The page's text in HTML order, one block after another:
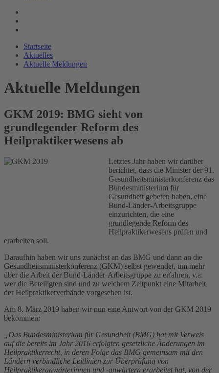
Startseite
Aktuelles
Aktuelle Meldungen
Aktuelle Meldungen
GKM 2019: BMG sieht von
grundlegender Reform des
Heilpraktikerwesens ab
Letztes Jahr haben wir darüber
berichtet, dass die Minister der 91.
Gesundheitsministerkonferenz das
Bundesministerium für
Gesundheit gebeten haben, eine
Bund-Länder-Arbeitsgruppe
einzurichten, die eine
grundlegende Reform des
Heilpraktikerwesens prüfen und
erarbeiten soll.
Daraufhin haben wir uns zunächst an das BMG und dann an die
Gesundheitsministerkonferenz (GKM) selbst gewendet, um mehr
über die Arbeit der Bund-Länder-Arbeitsgruppe zu erfahren, v.a.
wer die Beteiligten sind und zu welchem Zeitpunkt eine Mitarbeit
der Heilpraktikerverbände vorgesehen ist.
Am 8. März 2019 haben wir nun eine Antwort von der GKM 2019
bekommen:
„Das Bundesministerium für Gesundheit (BMG) hat mit Verweis
auf die bereits im Jahr 2016 erfolgten gesetzliche Änderungen im
Heilpraktikerrecht, in deren Folge das BMG gemeinsam mit den
Ländern verbindliche Leitlinien zur Überprüfung von
Heilpraktikeranwärterinnen und -anwärtern erarbeitet hat, von der